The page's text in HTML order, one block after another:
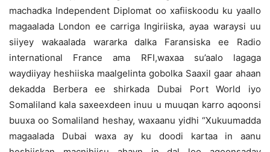
machadka Independent Diplomat oo xafiiskoodu ku yaallo
magaalada London ee carriga Ingiriiska, ayaa waraysi uu
siiyey wakaalada wararka dalka Faransiska ee Radio
international France ama RFI,waxaa su’aalo lagaga
waydiiyay heshiiska maalgelinta gobolka Saaxil gaar ahaan
dekadda Berbera ee shirkada Dubai Port World iyo
Somaliland kala saxeexdeen inuu u muuqan karro aqoonsi
buuxa oo Somaliland heshay, waxaanu yidhi “Xukuumadda
magaalada Dubai waxa ay ku doodi kartaa in aanu